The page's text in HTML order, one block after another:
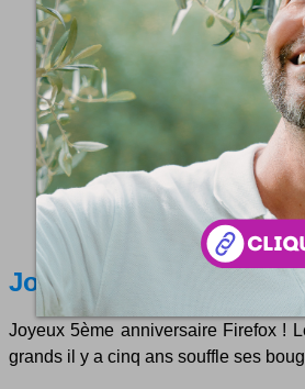
Joyeux anniversaire
Joyeux 5ème anniversaire Firefox !
grands il y a cinq ans souffle ses